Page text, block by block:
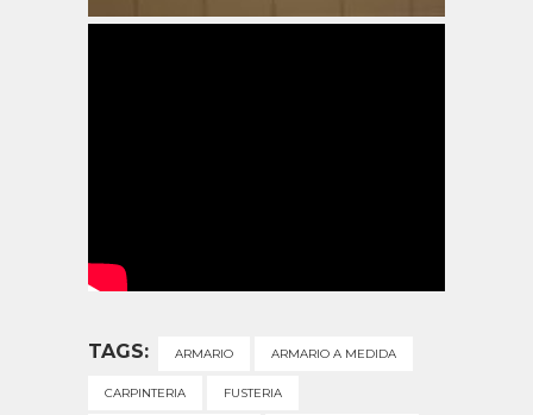
TAGS: ARMARIO ARMARIO A MEDIDA
CARPINTERIA FUSTERIA